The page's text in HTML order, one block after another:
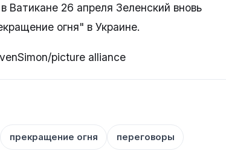
26 апреля Зеленский вновь
огня" в Украине.
picture alliance
прекращение огня переговоры